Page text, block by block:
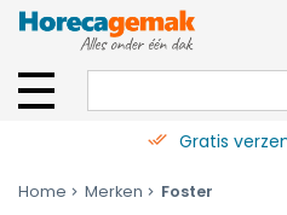
Gratis
Home Merken Foster